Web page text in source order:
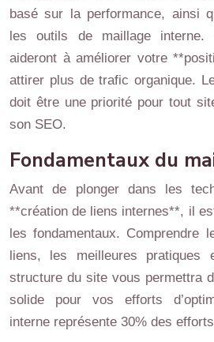
basé sur la performance, ainsi
les outils de maillage interne.
aideront à améliorer votre
attirer plus de trafic organique.
doit être une priorité pour tout
son SEO.
Fondamentaux du
Avant de plonger dans les
**création de liens internes**, il
les fondamentaux. Comprendre
liens, les meilleures pratiques
structure du site vous permettra
solide pour vos efforts
interne représente 30% des